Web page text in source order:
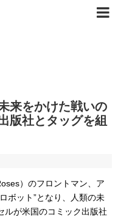
来をかけた戦いの
版社とタッグを組
）のフロントマン、ア
ボット”となり、人類の未
ルが米国のコミック出版社